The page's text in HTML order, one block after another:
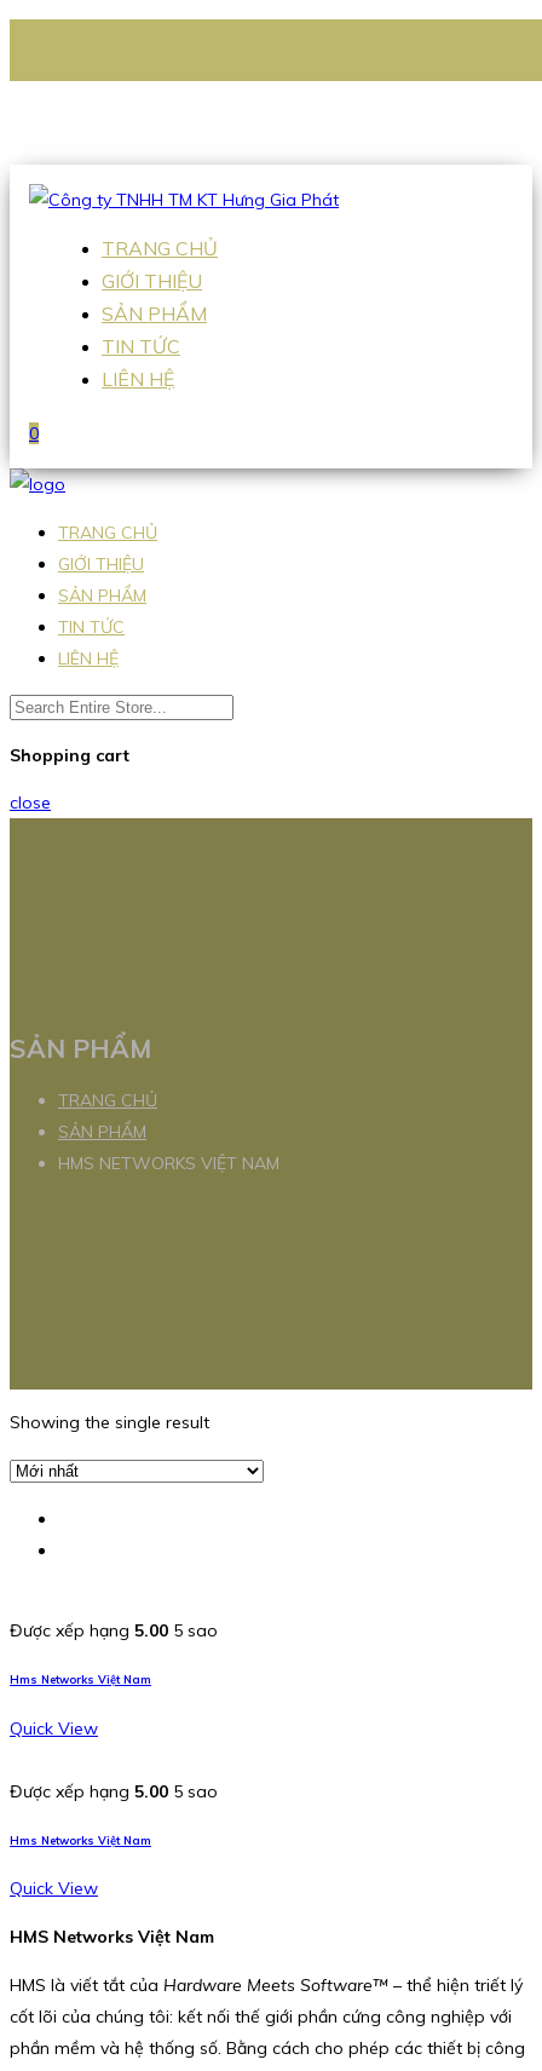
Hotline:0938 336 079
TRANG CHỦ
GIỚI THIỆU
SẢN PHẨM
TIN TỨC
LIÊN HỆ
0
TRANG CHỦ
GIỚI THIỆU
SẢN PHẨM
TIN TỨC
LIÊN HỆ
Shopping cart
close
SẢN PHẨM
TRANG CHỦ
SẢN PHẨM
HMS NETWORKS VIỆT NAM
Showing the single result
Được xếp hạng 5.00 5 sao
Hms Networks Việt Nam
Quick View
Được xếp hạng 5.00 5 sao
Hms Networks Việt Nam
Quick View
HMS Networks Việt Nam
HMS là viết tắt của Hardware Meets Software™ – thể hiện triết lý
cốt lõi của chúng tôi: kết nối thế giới phần cứng công nghiệp với
phần mềm và hệ thống số. Bằng cách cho phép các thiết bị công